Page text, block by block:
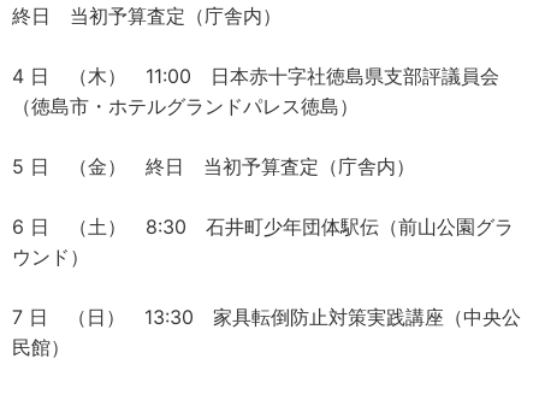
終日 当初予算査定（庁舎内）
4 日 （木） 11:00 日本赤十字社徳島県支部評議員会
（徳島市・ホテルグランドパレス徳島）
5 日 （金） 終日 当初予算査定（庁舎内）
6 日 （土） 8:30 石井町少年団体駅伝（前山公園グラ
ウンド）
7 日 （日） 13:30 家具転倒防止対策実践講座（中央公
民館）